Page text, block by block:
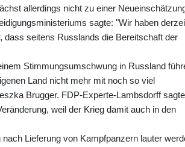
allerdings nicht zu einer
sagte: "Wir haben
dass seitens Russlands die Bereitschaft der
Stimmungsumschwung in Russland
Land nicht mehr mit noch so viel
Brugger. FDP-Experte-Lambsdorff
weil der Krieg damit auch in den
Lieferung von Kampfpanzern lauter